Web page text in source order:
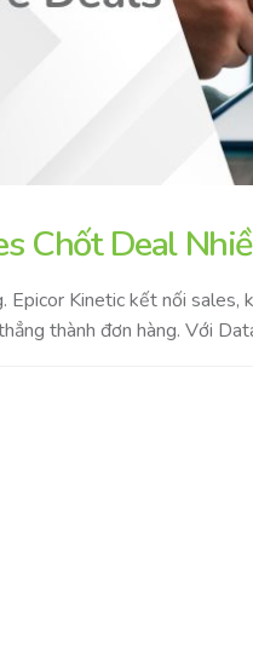
Chốt Deal
Epicor Kinetic kết nối
thành đơn hàng. Với